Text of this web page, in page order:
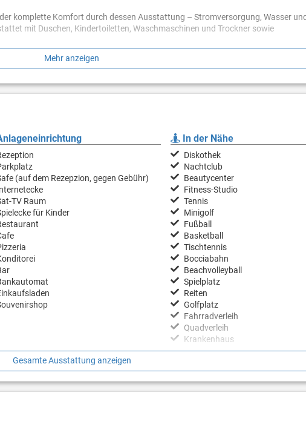
komplette Komfort durch dessen Ausstattung – Stromversorgung, Wasser
mit Duschen, Kindertoiletten, Waschmaschinen und Trockner sowie
zwei Badezimmer, Küche mit Geschirrspüler, einer überdachten
Comfort, Premium Family, Prestige Family, Premium Suite, Luxury und De
Unterkunft in den Glampingzelten – klimatisiert und modern bieten sie eine
Mehr anzeigen
(auf dem Rezepzion, gegen Gebühr)
TV Raum
für Kinder
In der Nähe
Diskothek
Nachtclub
Beautycenter
Fitness-Studio
Tennis
Minigolf
Fußball
Basketball
Tischtennis
Bocciabahn
Beachvolleyball
Spielplatz
Reiten
Golfplatz
Fahrradverleih
Quadverleih
Krankenhaus
/ Freizeit
(ab 01. Juli bis 31. August)
Gut zu Wissen
ab 21. Mai bis 02. Oktober.
Gesamte Ausstattung anzeigen